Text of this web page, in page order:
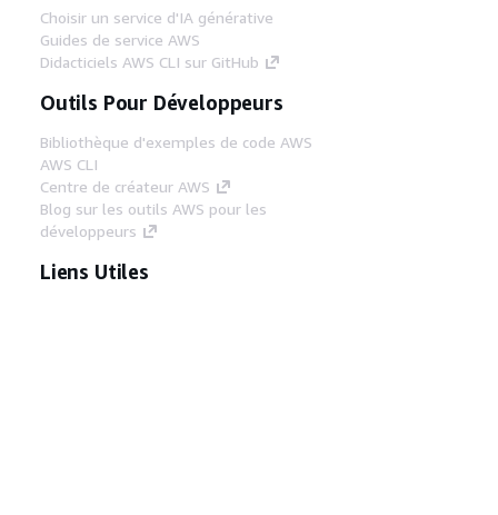
Choisir un service d'IA générative
Guides de service AWS
Didacticiels AWS CLI sur GitHub
Outils Pour Développeurs
Bibliothèque d'exemples de code AWS
AWS CLI
Centre de créateur AWS
Blog sur les outils AWS pour les
développeurs
Liens Utiles